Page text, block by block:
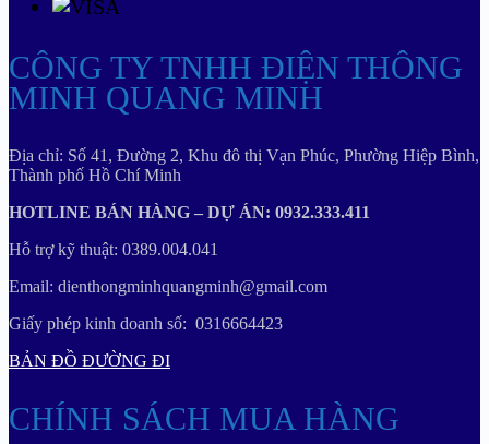
CÔNG TY TNHH ĐIỆN THÔNG
MINH QUANG MINH
Địa chỉ: Số 41, Đường 2, Khu đô thị Vạn Phúc, Phường Hiệp Bình,
Thành phố Hồ Chí Minh
HOTLINE BÁN HÀNG – DỰ ÁN: 0932.333.411
Hỗ trợ kỹ thuật: 0389.004.041
Email: dienthongminhquangminh@gmail.com
Giấy phép kinh doanh số: 0316664423
BẢN ĐỒ ĐƯỜNG ĐI
CHÍNH SÁCH MUA HÀNG